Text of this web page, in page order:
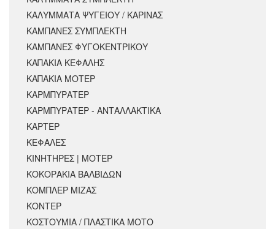
ΚΑΛΥΜΜΑΤΑ ΨΥΓΕΙΟΥ / ΚΑΡΙΝΑΣ
ΚΑΜΠΑΝΕΣ ΣΥΜΠΛΕΚΤΗ
ΚΑΜΠΑΝΕΣ ΦΥΓΟΚΕΝΤΡΙΚΟΥ
ΚΑΠΑΚΙΑ ΚΕΦΑΛΗΣ
ΚΑΠΑΚΙΑ ΜΟΤΕΡ
ΚΑΡΜΠΥΡΑΤΕΡ
ΚΑΡΜΠΥΡΑΤΕΡ - ΑΝΤΑΛΛΑΚΤΙΚΑ
ΚΑΡΤΕΡ
ΚΕΦΑΛΕΣ
ΚΙΝΗΤΗΡΕΣ | ΜΟΤΕΡ
ΚΟΚΟΡΑΚΙΑ ΒΑΛΒΙΔΩΝ
ΚΟΜΠΛΕΡ ΜΙΖΑΣ
ΚΟΝΤΕΡ
ΚΟΣΤΟΥΜΙΑ / ΠΛΑΣΤΙΚΑ ΜΟΤΟ